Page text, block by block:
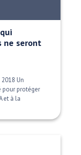
ne seront
Un
pour protéger
et à la